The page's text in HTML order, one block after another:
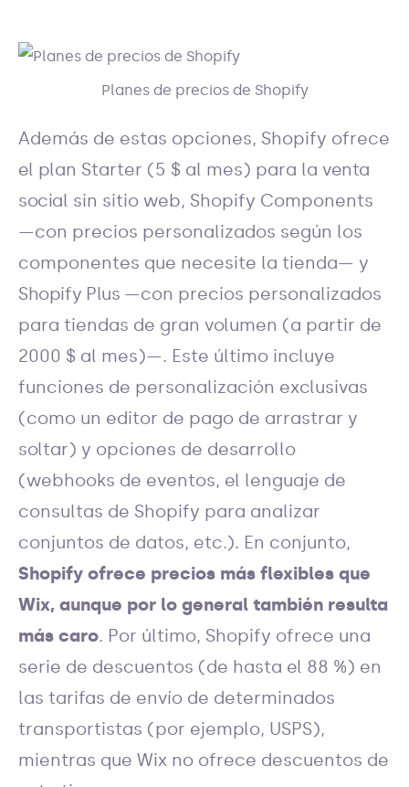
Planes de precios de Shopify
Además de estas opciones, Shopify ofrece
el plan Starter (5 $ al mes) para la venta
social sin sitio web, Shopify Components
—con precios personalizados según los
componentes que necesite la tienda— y
Shopify Plus —con precios personalizados
para tiendas de gran volumen (a partir de
2000 $ al mes)—. Este último incluye
funciones de personalización exclusivas
(como un editor de pago de arrastrar y
soltar) y opciones de desarrollo
(webhooks de eventos, el lenguaje de
consultas de Shopify para analizar
conjuntos de datos, etc.). En conjunto,
Shopify ofrece precios más flexibles que
Wix, aunque por lo general también resulta
más caro. Por último, Shopify ofrece una
serie de descuentos (de hasta el 88 %) en
las tarifas de envío de determinados
transportistas (por ejemplo, USPS),
mientras que Wix no ofrece descuentos de